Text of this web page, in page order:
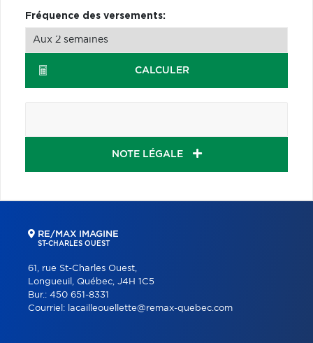
Fréquence des versements:
CALCULER
NOTE LÉGALE
RE/MAX IMAGINE
ST-CHARLES OUEST
61, rue St-Charles Ouest,
Longueuil, Québec, J4H 1C5
Bur.: 450 651-8331
Courriel: lacailleouellette@remax-quebec.com